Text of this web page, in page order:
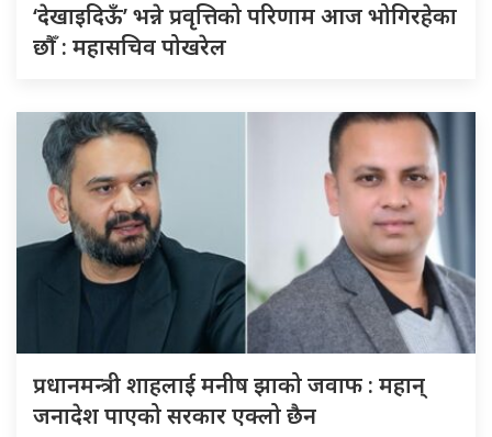
‘देखाइदिऊँ’ भन्ने प्रवृत्तिको परिणाम आज भोगिरहेका
छौँ : महासचिव पोखरेल
प्रधानमन्त्री शाहलाई मनीष झाको जवाफ : महान्
जनादेश पाएको सरकार एक्लो छैन